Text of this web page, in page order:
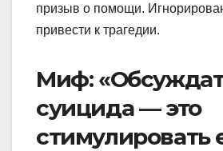
призыв о помощи.
привести к трагедии.
Миф:
суицида — это
стимулировать